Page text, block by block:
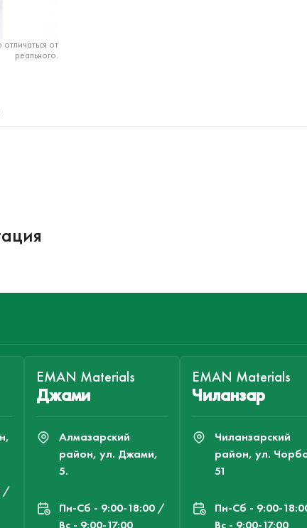
от
реального.
/
EMAN Materials
Джами
Алмазарский
район, ул. Джами,
5.
Пн-Cб - 9:00-18:00 /
Вс - 9:00-17:00
EMAN Materials
Чиланзар
Чиланзарский
район, ул.
51
Пн-Cб - 9:00-
Вс - 9:00-17:00